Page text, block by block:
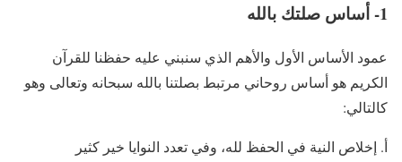
1- أساس صلتك بالله
عمود الأساس الأول والأهم الذي سنبني عليه حفظنا للقرآن
الكريم هو أساس روحاني مرتبط بصلتنا بالله سبحانه وتعالى وهو
كالتالي:
أ. إخلاص النية في الحفظ لله، وفي تعدد النوايا خير كثير